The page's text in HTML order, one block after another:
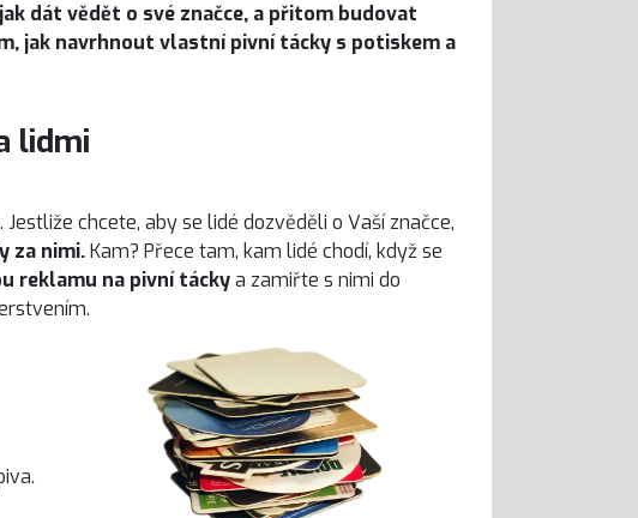
dát vědět o své značce, a přitom budovat
jak navrhnout vlastní pivní tácky s potiskem a
lidmi
chcete, aby se lidé dozvěděli o Vaší značce,
za nimi.Kam? Přece tam, kam lidé chodí, když se
reklamu na pivní táckya zamiřte s nimi do